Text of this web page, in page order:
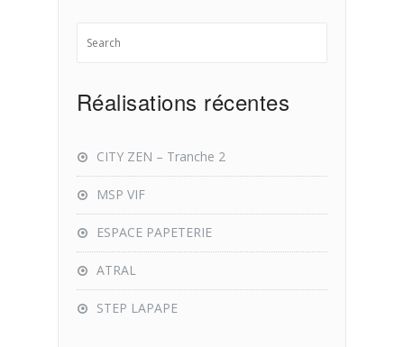
Réalisations récentes
CITY ZEN – Tranche 2
MSP VIF
ESPACE PAPETERIE
ATRAL
STEP LAPAPE